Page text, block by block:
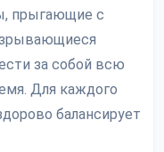
прыгающие с
за собой всю
Для каждого
балансирует